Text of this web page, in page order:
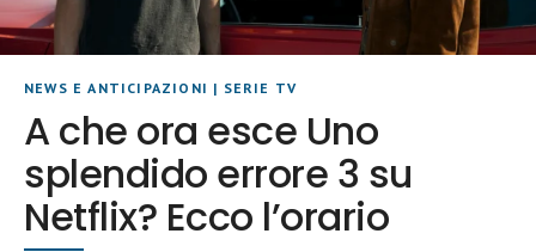
NEWS E ANTICIPAZIONI | SERIE TV
A che ora esce Uno
splendido errore 3 su
Netflix? Ecco l’orario